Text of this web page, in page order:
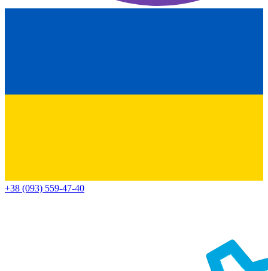
+38 (093) 559-47-40